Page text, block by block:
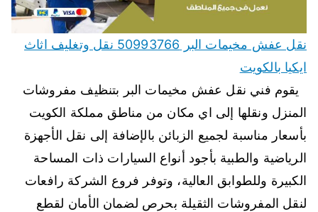
نقل عفش مخيمات البر 50993766 نقل وتغليف اثاث
ايكيا بالكويت
يقوم فني نقل عفش مخيمات البر بتنظيف مفروشات
المنزل ونقلها إلى اي مكان من مناطق مملكة الكويت
بأسعار مناسبة لجميع الزبائن بالإضافة إلى نقل الأجهزة
الرياضية والطبية بأجود أنواع السيارات ذات المساحة
الكبيرة وللطوابق العالية، وتوفر فروع الشركة رافعات
لنقل المفروشات الثقيلة بحرص لضمان الأمان لقطع